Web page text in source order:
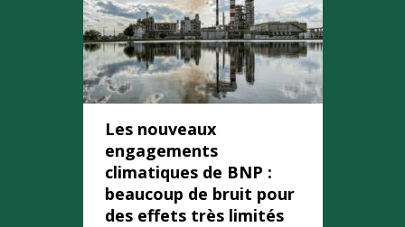
Les nouveaux
engagements
climatiques de BNP :
beaucoup de bruit pour
des effets très limités